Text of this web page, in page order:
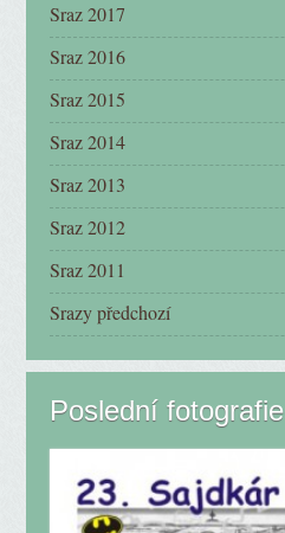
Sraz 2017
Sraz 2016
Sraz 2015
Sraz 2014
Sraz 2013
Sraz 2012
Sraz 2011
Srazy předchozí
Poslední fotografie